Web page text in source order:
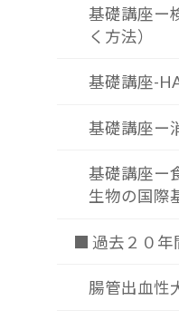
基礎講座ー
く方法）
基礎講座-
基礎講座ー
基礎講座ー
生物の国際
■ 過去２０年
腸管出血性